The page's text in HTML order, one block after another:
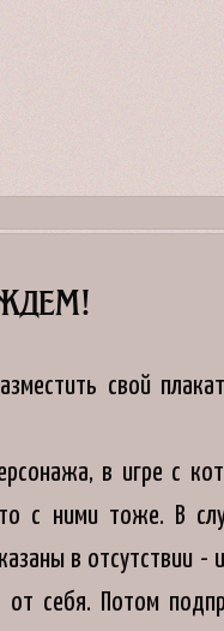
свой
в игре с
с ними тоже. В
в отсутствии -
от себя. Потом